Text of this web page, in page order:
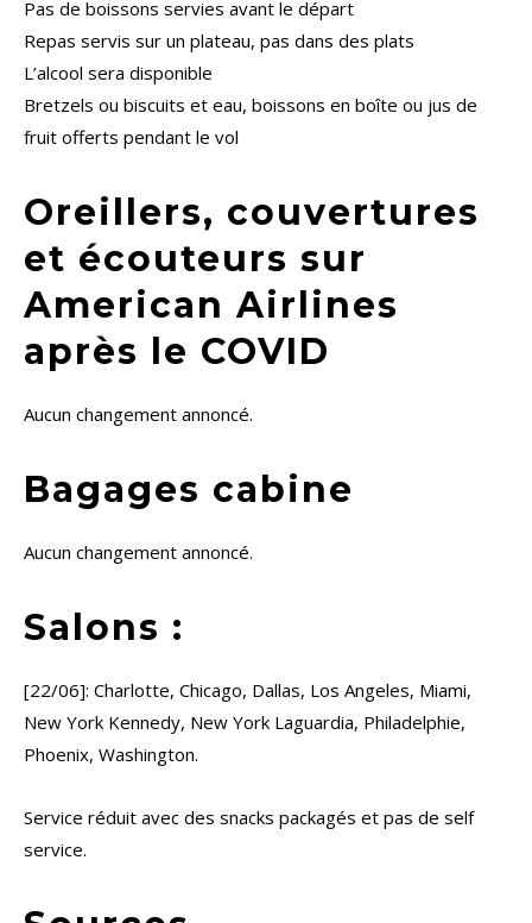
Pas de boissons servies avant le départ
Repas servis sur un plateau, pas dans des plats
L’alcool sera disponible
Bretzels ou biscuits et eau, boissons en boîte ou jus de
fruit offerts pendant le vol
Oreillers, couvertures
et écouteurs sur
American Airlines
après le COVID
Aucun changement annoncé.
Bagages cabine
Aucun changement annoncé.
Salons :
[22/06]: Charlotte, Chicago, Dallas, Los Angeles, Miami,
New York Kennedy, New York Laguardia, Philadelphie,
Phoenix, Washington.
Service réduit avec des snacks packagés et pas de self
service.